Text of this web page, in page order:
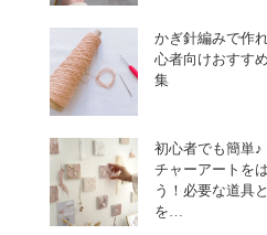
かぎ針編みで作
心者向けおすす
集
初心者でも簡単♪
チャーアートを
う！必要な道具
を…